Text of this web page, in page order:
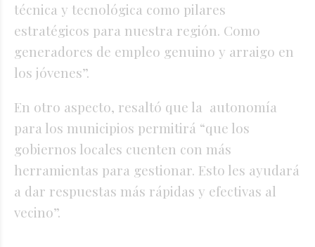
técnica y tecnológica como pilares
estratégicos para nuestra región. Como
generadores de empleo genuino y arraigo en
los jóvenes”.
En otro aspecto, resaltó que la autonomía
para los municipios permitirá “que los
gobiernos locales cuenten con más
herramientas para gestionar. Esto les ayudará
a dar respuestas más rápidas y efectivas al
vecino”.